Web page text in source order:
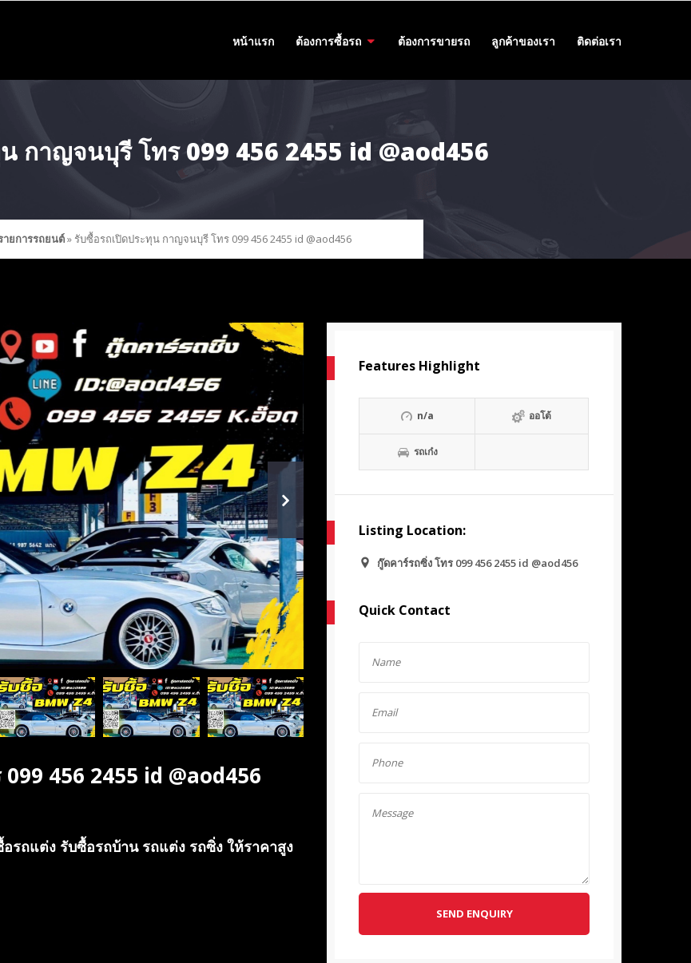
หน้าแรก ต้องการซื้อรถ ต้องการขายรถ ลูกค้าของเรา ติดต่อเรา
กาญจนบุรี โทร 099 456 2455 id @aod456
ายการรถยนต์» รับซื้อรถเปิดประทุน กาญจนบุรี โทร 099 456 2455 id @aod456
456 2455 id @aod456
ถแต่ง รับซื้อรถบ้าน รถแต่ง รถซิ่ง ให้ราคาสูง
Features Highlight
n/a ออโต้
รถเก๋ง
Listing Location:
กู๊ดคาร์รถซิ่ง โทร 099 456 2455 id @aod456
Quick Contact
SEND ENQUIRY